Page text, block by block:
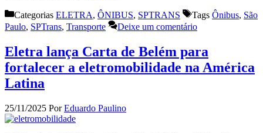
Categorias ELETRA, ÔNIBUS, SPTRANS Tags Ônibus, São
Paulo, SPTrans, Transporte Deixe um comentário
Eletra lança Carta de Belém para
fortalecer a eletromobilidade na América
Latina
25/11/2025 PorEduardo Paulino